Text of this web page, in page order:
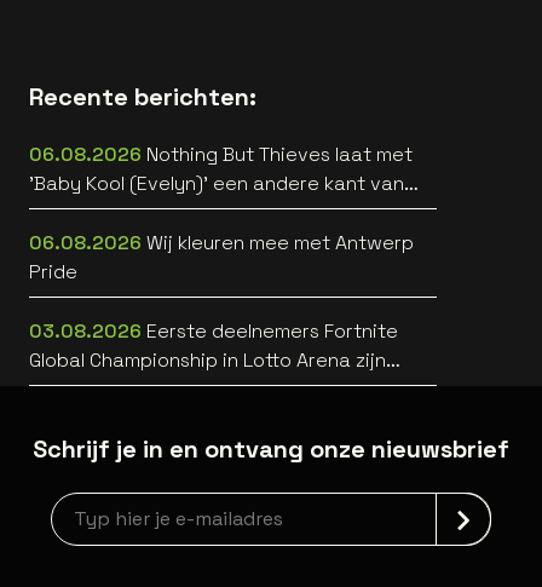
Recente berichten:
06.08.2026 Nothing But Thieves laat met
'Baby Kool (Evelyn)' een andere kant van
zich horen [video]
06.08.2026 Wij kleuren mee met Antwerp
Pride
03.08.2026 Eerste deelnemers Fortnite
Global Championship in Lotto Arena zijn
bekend
Schrijf je in en ontvang onze nieuwsbrief
Nieuwsbrief aanmelding